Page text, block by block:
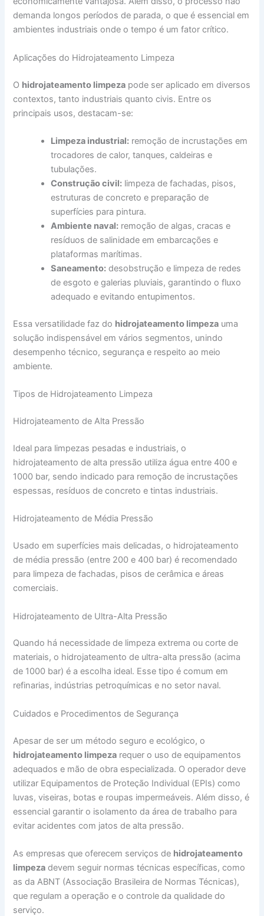
demanda longos períodos de parada, o que é essencial em
ambientes industriais onde o tempo é um fator crítico.
Aplicações do Hidrojateamento Limpeza
O hidrojateamento limpeza pode ser aplicado em diversos
contextos, tanto industriais quanto civis. Entre os
principais usos, destacam-se:
Limpeza industrial: remoção de incrustações em
trocadores de calor, tanques, caldeiras e
tubulações.
Construção civil: limpeza de fachadas, pisos,
estruturas de concreto e preparação de
superfícies para pintura.
Ambiente naval: remoção de algas, cracas e
resíduos de salinidade em embarcações e
plataformas marítimas.
Saneamento: desobstrução e limpeza de redes
de esgoto e galerias pluviais, garantindo o fluxo
adequado e evitando entupimentos.
Essa versatilidade faz do hidrojateamento limpeza uma
solução indispensável em vários segmentos, unindo
desempenho técnico, segurança e respeito ao meio
ambiente.
Tipos de Hidrojateamento Limpeza
Hidrojateamento de Alta Pressão
Ideal para limpezas pesadas e industriais, o
hidrojateamento de alta pressão utiliza água entre 400 e
1000 bar, sendo indicado para remoção de incrustações
espessas, resíduos de concreto e tintas industriais.
Hidrojateamento de Média Pressão
Usado em superfícies mais delicadas, o hidrojateamento
de média pressão (entre 200 e 400 bar) é recomendado
para limpeza de fachadas, pisos de cerâmica e áreas
comerciais.
Hidrojateamento de Ultra-Alta Pressão
Quando há necessidade de limpeza extrema ou corte de
materiais, o hidrojateamento de ultra-alta pressão (acima
de 1000 bar) é a escolha ideal. Esse tipo é comum em
refinarias, indústrias petroquímicas e no setor naval.
Cuidados e Procedimentos de Segurança
Apesar de ser um método seguro e ecológico, o
hidrojateamento limpeza requer o uso de equipamentos
adequados e mão de obra especializada. O operador deve
utilizar Equipamentos de Proteção Individual (EPIs) como
luvas, viseiras, botas e roupas impermeáveis. Além disso, é
essencial garantir o isolamento da área de trabalho para
evitar acidentes com jatos de alta pressão.
As empresas que oferecem serviços de hidrojateamento
limpeza devem seguir normas técnicas específicas, como
as da ABNT (Associação Brasileira de Normas Técnicas),
que regulam a operação e o controle da qualidade do
serviço.